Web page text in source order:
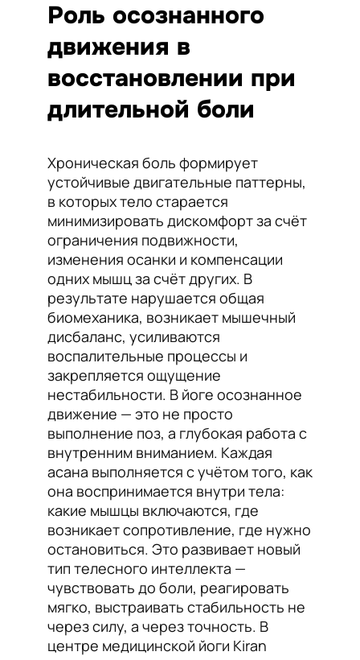
Роль осознанного
движения в
восстановлении при
длительной боли
Хроническая боль формирует
устойчивые двигательные паттерны,
в которых тело старается
минимизировать дискомфорт за счёт
ограничения подвижности,
изменения осанки и компенсации
одних мышц за счёт других. В
результате нарушается общая
биомеханика, возникает мышечный
дисбаланс, усиливаются
воспалительные процессы и
закрепляется ощущение
нестабильности. В йоге осознанное
движение — это не просто
выполнение поз, а глубокая работа с
внутренним вниманием. Каждая
асана выполняется с учётом того, как
она воспринимается внутри тела:
какие мышцы включаются, где
возникает сопротивление, где нужно
остановиться. Это развивает новый
тип телесного интеллекта —
чувствовать до боли, реагировать
мягко, выстраивать стабильность не
через силу, а через точность. В
центре медицинской йоги Kiran